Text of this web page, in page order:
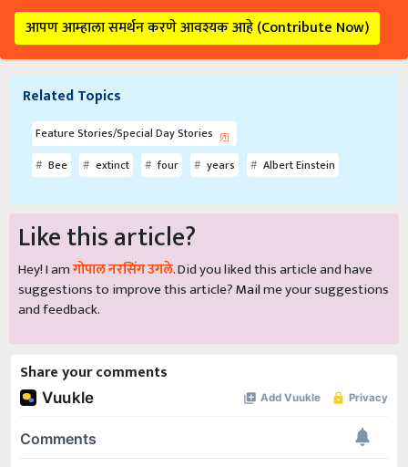
आपण आम्हाला समर्थन करणे आवश्यक आहे (Contribute Now)
Related Topics
Feature Stories/Special Day Stories
Bee
extinct four years Albert Einstein
Like this article?
Hey! I amगोपाल नरसिंग उगले. Did you liked this article and have
suggestions to improve this article?Mailme your suggestions
and feedback.
Share your comments